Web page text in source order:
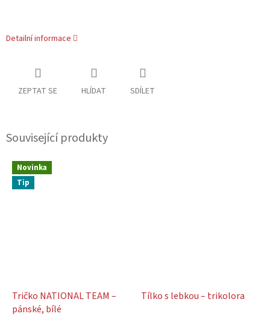
Detailní informace
ZEPTAT SE HLÍDAT SDÍLET
Související produkty
Novinka
Tip
Tričko NATIONAL TEAM –
pánské, bílé
Tílko s lebkou – trikolora